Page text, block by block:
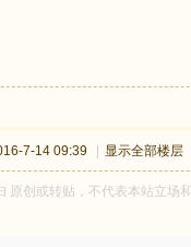
7-14 09:39 显示全部楼层
原创或转贴，不代表本站立场